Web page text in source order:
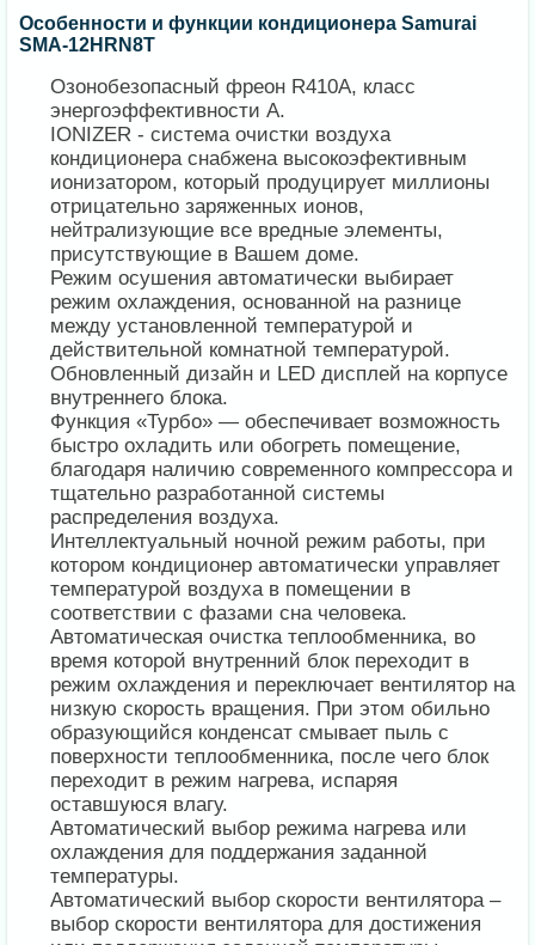
Особенности и функции кондиционера Samurai
SMA-12HRN8T
Озонобезопасный фреон R410A, класс
энергоэффективности А.
IONIZER - система очистки воздуха
кондиционера снабжена высокоэфективным
ионизатором, который продуцирует миллионы
отрицательно заряженных ионов,
нейтрализующие все вредные элементы,
присутствующие в Вашем доме.
Режим осушения автоматически выбирает
режим охлаждения, основанной на разнице
между установленной температурой и
действительной комнатной температурой.
Обновленный дизайн и LED дисплей на корпусе
внутреннего блока.
Функция «Турбо» — обеспечивает возможность
быстро охладить или обогреть помещение,
благодаря наличию современного компрессора и
тщательно разработанной системы
распределения воздуха.
Интеллектуальный ночной режим работы, при
котором кондиционер автоматически управляет
температурой воздуха в помещении в
соответствии с фазами сна человека.
Автоматическая очистка теплообменника, во
время которой внутренний блок переходит в
режим охлаждения и переключает вентилятор на
низкую скорость вращения. При этом обильно
образующийся конденсат смывает пыль с
поверхности теплообменника, после чего блок
переходит в режим нагрева, испаряя
оставшуюся влагу.
Автоматический выбор режима нагрева или
охлаждения для поддержания заданной
температуры.
Автоматический выбор скорости вентилятора –
выбор скорости вентилятора для достижения